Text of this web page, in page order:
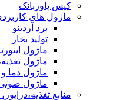
کیس پاوربانک
ماژول های
برد آردینو
تولید بخار
ماژول
ماژول
ماژول دما
ماژول
منابع